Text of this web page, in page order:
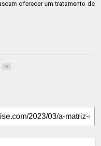
oferecer um tratamento de
12